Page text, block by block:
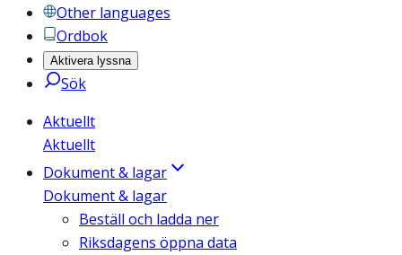
Other languages
Ordbok
Aktivera lyssna
Sök
Aktuellt
Aktuellt
Dokument & lagar
Dokument & lagar
Beställ och ladda ner
Riksdagens öppna data